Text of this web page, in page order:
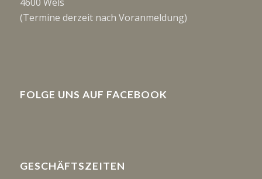
(Termine derzeit nach Voranmeldung)
FOLGE UNS AUF FACEBOOK
GESCHÄFTSZEITEN